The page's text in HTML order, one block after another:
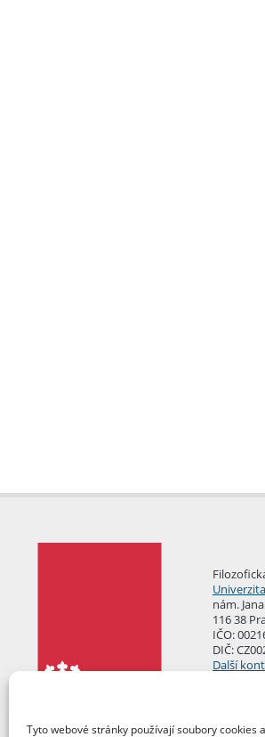
Tyto webové stránky používají soubory cookies
nám.
116 38
IČO:
DIČ:
Další